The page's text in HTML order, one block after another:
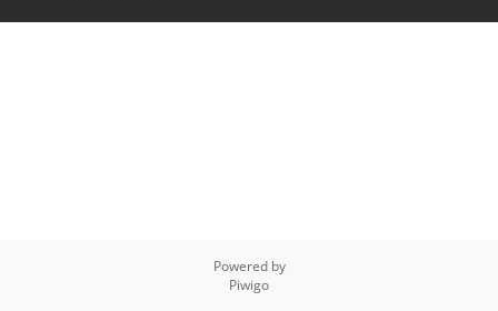
Powered by
Piwigo